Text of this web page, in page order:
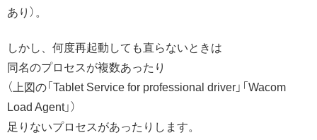
あり）。
しかし、何度再起動しても直らないときは
同名のプロセスが複数あったり
（上図の「Tablet Service for professional driver」「Wacom
Load Agent」）
足りないプロセスがあったりします。